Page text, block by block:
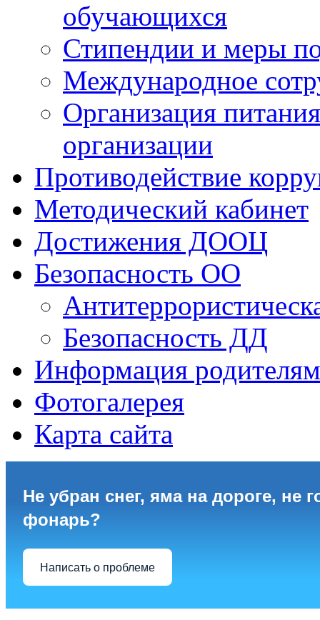
обучающихся
Стипендии и меры
Международное
Организация
организации
Противодействие
Методический кабинет
Достижения ДООЦ
Безопасность ОО
Безопасность ДД
Информация
Фотогалерея
Карта сайта
Не убран снег, яма на дороге, не
фонарь?
Написать о проблеме